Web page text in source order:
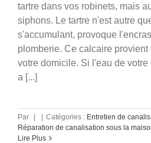
tartre dans vos robinets, mais
siphons. Le tartre n'est autre
s'accumulant, provoque
plomberie. Ce calcaire
votre domicile. Si l'eau de
a [...]
Par | | Catégories : Entretien de
Réparation de canalisation sous la
Lire Plus
Comment peut-on
canalisation de